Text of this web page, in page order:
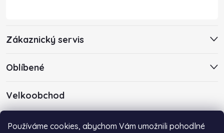
Používáme cookies, abychom Vám umožnili pohodlné
Zákaznický servis
Oblíbené
Velkoobchod
poptávkou emailem na adresuinfo@centropen-shop.cz.